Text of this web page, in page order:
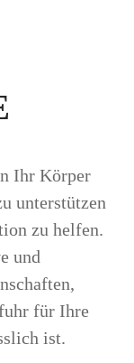
Ihr Körper
unterstützen
zu helfen.
und
für Ihre
ist.